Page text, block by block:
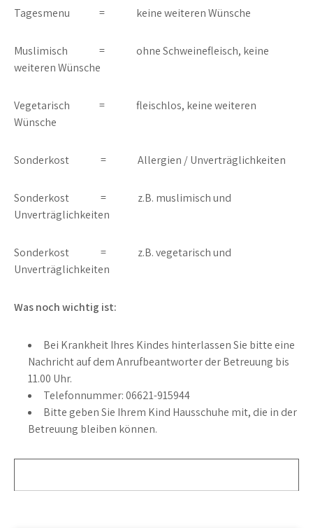
Tagesmenu = keine weiteren Wünsche
Muslimisch = ohne Schweinefleisch, keine
weiteren Wünsche
Vegetarisch = fleischlos, keine weiteren
Wünsche
Sonderkost = Allergien / Unverträglichkeiten
Sonderkost = z.B. muslimisch und
Unverträglichkeiten
Sonderkost = z.B. vegetarisch und
Unverträglichkeiten
Was noch wichtig ist:
Bei Krankheit Ihres Kindes hinterlassen Sie bitte eine
Nachricht auf dem Anrufbeantworter der Betreuung bis
11.00 Uhr.
Telefonnummer: 06621-915944
Bitte geben Sie Ihrem Kind Hausschuhe mit, die in der
Betreuung bleiben können.